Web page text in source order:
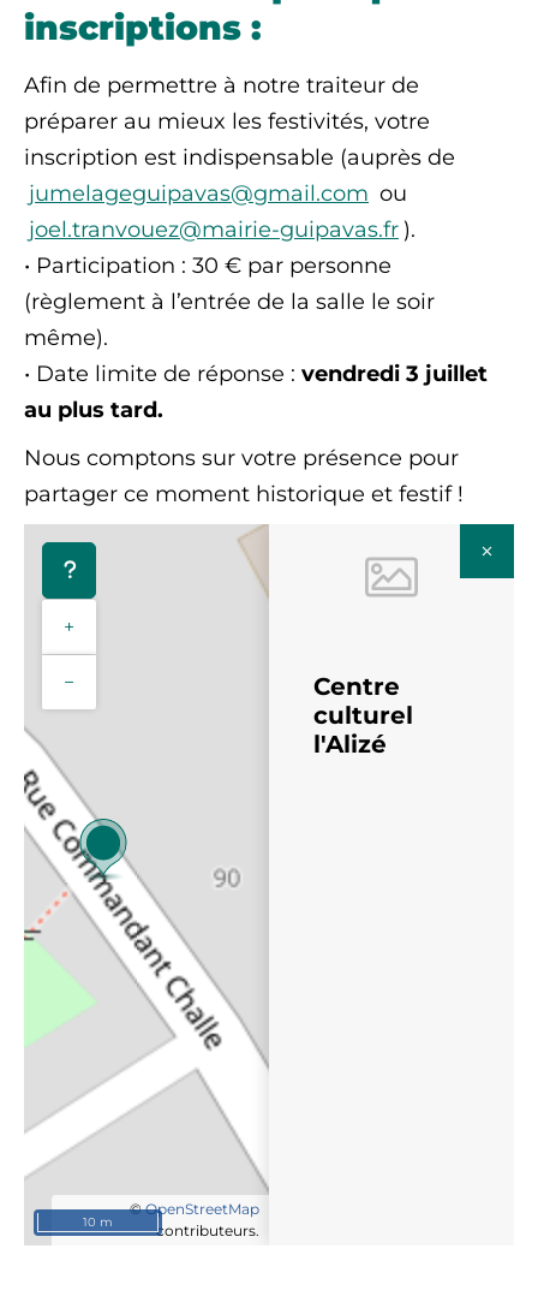
inscriptions :
Afin de permettre à notre traiteur de
préparer au mieux les festivités, votre
inscription est indispensable (auprès de
jumelageguipavas@gmail.com ou
joel.tranvouez@mairie-guipavas.fr ).
• Participation : 30 € par personne
(règlement à l’entrée de la salle le soir
même).
• Date limite de réponse : vendredi 3 juillet
au plus tard.
Nous comptons sur votre présence pour
partager ce moment historique et festif !
+
−
©OpenStreetMap
contributeurs.
10 m
Centre
culturel
l'Alizé